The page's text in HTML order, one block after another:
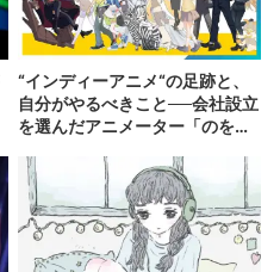
“インディーアニメ“の足跡と、
自分がやるべきこと──会社設立
を選んだアニメーター「のを